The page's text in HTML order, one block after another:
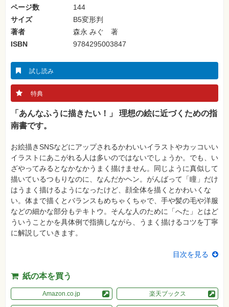
ビ
ジ
ネ
ス・
読
み
物
カ
メ
ラ・
写
真
資
格
験
プ
ロ
グ
ラ
ミ
ン
グ
ネ
ッ
ト
ノ
ジ
ー
ページ数
144
サイズ
B5変形判
著者
森永 みぐ 著
ISBN
9784295003847
試し読み
特典
「あんなふうに描きたい！」 理想の絵に近づくための指
南書です。
お絵描きSNSなどにアップされるかわいいイラストやカッコいい
イラストにあこがれる人は多いのではないでしょうか。でも、い
ざやってみるとなかなかうまく描けません。同じように真似して
描いているつもりなのに、なんだかヘン。がんばって「瞳」だけ
はうまく描けるようになったけど、顔全体を描くとかわいくな
い。体まで描くとバランスもめちゃくちゃで、手や髪の毛や洋服
などの細かな部分もテキトウ。そんな人のために「へた」とはど
ういうことかを具体例で指摘しながら、うまく描けるコツを丁寧
に解説していきます。
目次を見る
紙の本を買う
Amazon.co.jp 楽天ブックス